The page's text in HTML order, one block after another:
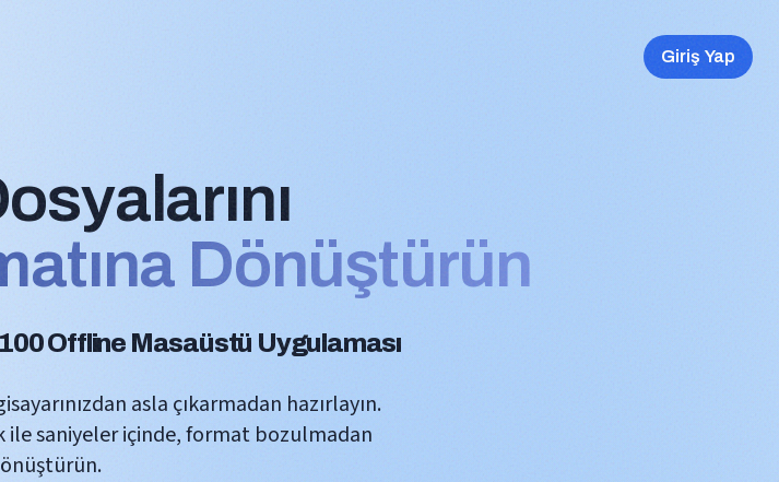
Giriş Yap
Dönüştürün
Offline Masaüstü Uygulaması
asla çıkarmadan hazırlayın.
ile saniyeler içinde, format bozulmadan